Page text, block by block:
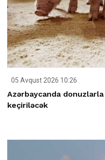
05 Avqust 2026 10:26
Azərbaycanda
keçiriləcək